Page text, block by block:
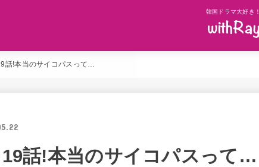
韓国ドラマ大好き！
話!本当のサイコパスって…
19話!本当のサイコパスって…